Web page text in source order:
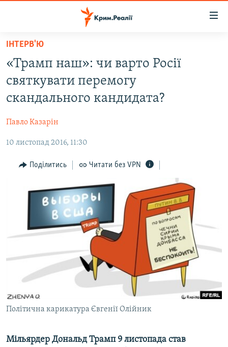
Перейти
основного
матеріалу
до
основної
Перейти
пошуку
ВОДА.КРИМ
ВІДЕО ТА ФОТО
БЛОГИ
ПОГЛЯД
ІНТЕРВ'Ю
СПЕЦПРОЕКТИ
ДЕПОРТАЦІЯ
ВІДЕОУРОКИ «ELIFBE»
СВІДЧЕННЯ ОКУПАЦІЇ
УКРАЇНСЬКА ПРОБЛЕМА КРИМУ
ІНФОГРАФІКА
ЯК ОБІЙТИ БЛОКУВАННЯ
Qırımtatar
Усі сайти RFE/RL
ІНТЕРВ'Ю
«Трамп наш»: чи варто Росії
святкувати перемогу
скандального кандидата?
Павло Казарін
10 листопад 2016, 11:30
Поділитись Читати без VPN
Політична карикатура Євгенії Олійник
Мільярдер Дональд Трамп 9 листопада став